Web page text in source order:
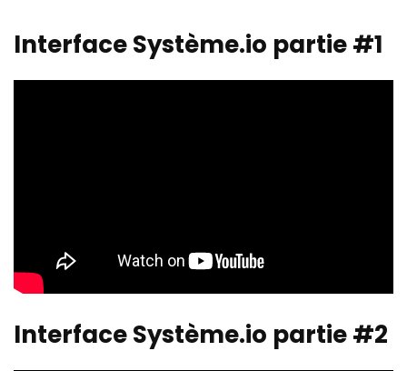
Interface Système.io partie #1
Interface Système.io partie #2